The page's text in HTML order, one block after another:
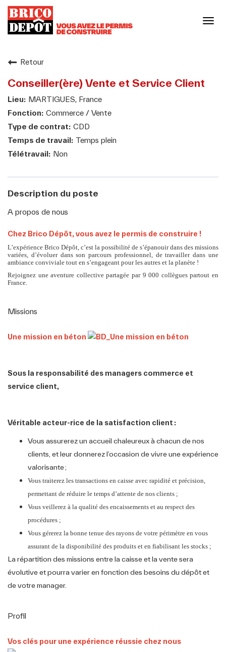
Notre enseigne
Notre culture
Nos engagements responsables
Nos métiers
Votre carrière
Postuler
Retour
Conseiller(ère) Vente et Service Client
MARTIGUES, France
Commerce / Vente
CDD
Temps plein
Non
Description du poste
A propos de nous
Chez Brico Dépôt, vous avez le permis de construire !
L’expérience Brico Dépôt, c’est la possibilité de s’épanouir dans des missions
variées, d’évoluer dans son parcours professionnel, de travailler dans une
ambiance conviviale tout en s’engageant pour les autres et la planète !
Rejoignez une aventure collective partagée par 9 000 collègues partout en
France.
Missions
Une mission en béton
Sous la responsabilité des managers commerce et
service client,
Véritable acteur-rice de la satisfaction client :
Vous assurerez un accueil chaleureux à chacun de nos
clients, et leur donnerez l’occasion de vivre une expérience
valorisante ;
Vous traiterez les transactions en caisse avec rapidité et précision,
permettant de réduire le temps d’attente de nos clients ;
Vous veillerez à la qualité des encaissements et au respect des
procédures ;
Vous gérerez la bonne tenue des rayons de votre périmètre en vous
assurant de la disponibilité des produits et en fiabilisant les stocks ;
La répartition des missions entre la caisse et la vente sera
évolutive et pourra varier en fonction des besoins du dépôt et
de votre manager.
Profil
Vos clés pour une expérience réussie chez nous